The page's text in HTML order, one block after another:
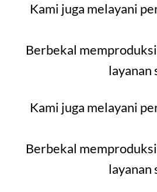
Kami juga melayani
Berbekal
layanan
Kami juga melayani
Berbekal
layanan